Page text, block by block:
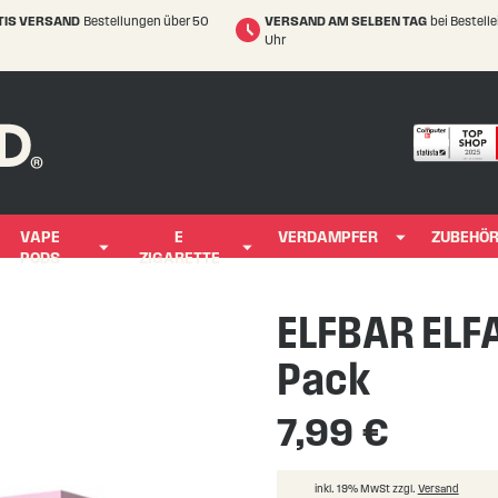
VERSAND Bestellungen über 50
VERSAND AM SELBEN TAG bei
Uhr
VAPE
PODS
E
ZIGARETTE
VERDAMPFER ZUBEHÖR
ELFBAR
Pack
7,99 €
inkl. 19% MwSt zzgl. Versand